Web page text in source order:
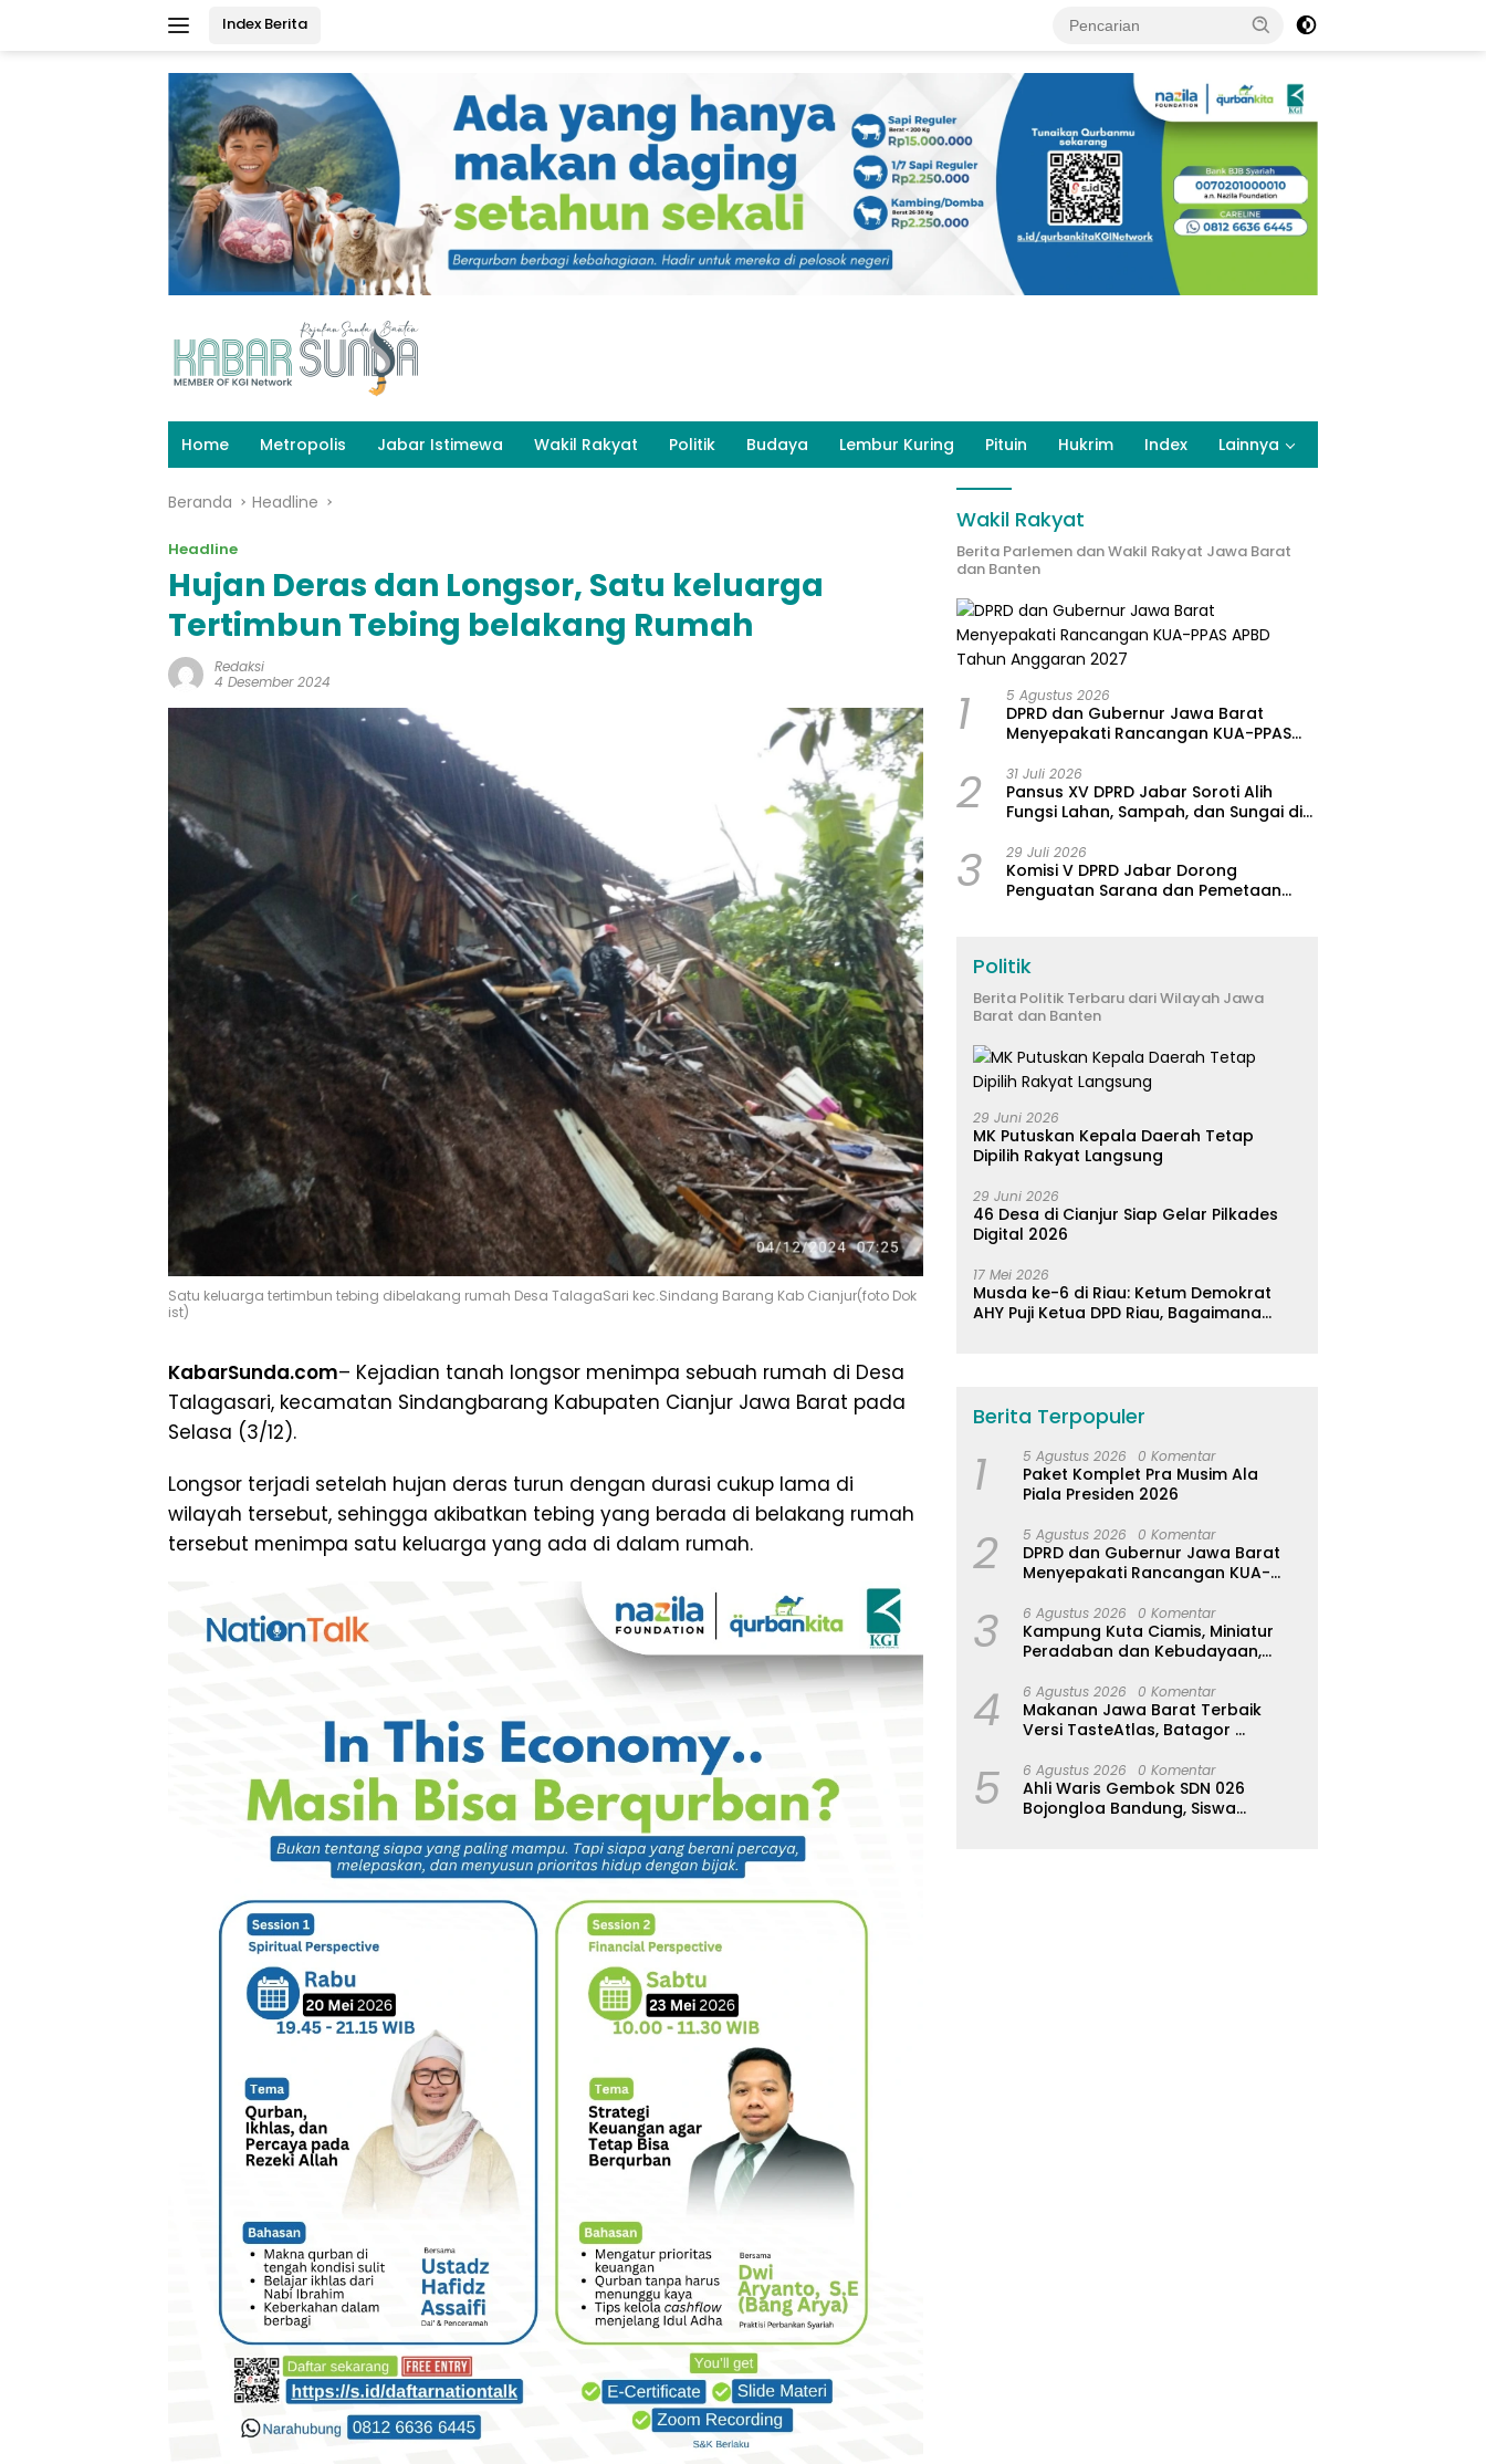
Index Berita
Home Metropolis Jabar Istimewa Wakil Rakyat Politik Budaya Lembur Kuring Pituin Hukrim Index Lainnya
Beranda Headline
Headline
Hujan Deras dan Longsor, Satu keluarga
Tertimbun Tebing belakang Rumah
Redaksi
4 Desember 2024
Satu keluarga tertimbun tebing dibelakang rumah Desa TalagaSari kec.Sindang Barang Kab Cianjur(foto Dok
ist)
KabarSunda.com– Kejadian tanah longsor menimpa sebuah rumah di Desa
Talagasari, kecamatan Sindangbarang Kabupaten Cianjur Jawa Barat pada
Selasa (3/12).
Longsor terjadi setelah hujan deras turun dengan durasi cukup lama di
wilayah tersebut, sehingga akibatkan tebing yang berada di belakang rumah
tersebut menimpa satu keluarga yang ada di dalam rumah.
Wakil Rakyat
Berita Parlemen dan Wakil Rakyat Jawa Barat
dan Banten
1 5 Agustus 2026
DPRD dan Gubernur Jawa Barat
Menyepakati Rancangan KUA-PPAS
2 31 Juli 2026
Pansus XV DPRD Jabar Soroti Alih
Fungsi Lahan, Sampah, dan Sungai di
3 29 Juli 2026
Komisi V DPRD Jabar Dorong
Penguatan Sarana dan Pemetaan
Politik
Berita Politik Terbaru dari Wilayah Jawa
Barat dan Banten
29 Juni 2026
MK Putuskan Kepala Daerah Tetap
Dipilih Rakyat Langsung
29 Juni 2026
46 Desa di Cianjur Siap Gelar Pilkades
Digital 2026
17 Mei 2026
Musda ke-6 di Riau: Ketum Demokrat
AHY Puji Ketua DPD Riau, Bagaimana
Berita Terpopuler
1 5 Agustus 2026 0 Komentar
Paket Komplet Pra Musim Ala
Piala Presiden 2026
2 5 Agustus 2026 0 Komentar
DPRD dan Gubernur Jawa Barat
Menyepakati Rancangan KUA-
3 6 Agustus 2026 0 Komentar
Kampung Kuta Ciamis, Miniatur
Peradaban dan Kebudayaan,
Dijaga
4 6 Agustus 2026 0 Komentar
Makanan Jawa Barat Terbaik
Versi TasteAtlas, Batagor
5 6 Agustus 2026 0 Komentar
Ahli Waris Gembok SDN 026
Bojongloa Bandung, Siswa